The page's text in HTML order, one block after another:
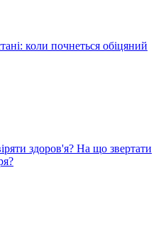
коли почнеться обіцяний
здоров'я? На що звертати